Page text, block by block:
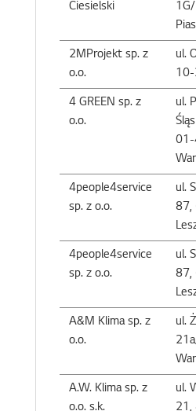
Ciesielski
2MProjekt sp. z
o.o.
ul.
4 GREEN sp. z
o.o.
ul.
01-
4people4service
sp. z o.o.
ul.
87,
4people4service
sp. z o.o.
ul.
87,
A&M Klima sp. z
o.o.
ul.
A.W. Klima sp. z
o.o. s.k.
ul.
21,